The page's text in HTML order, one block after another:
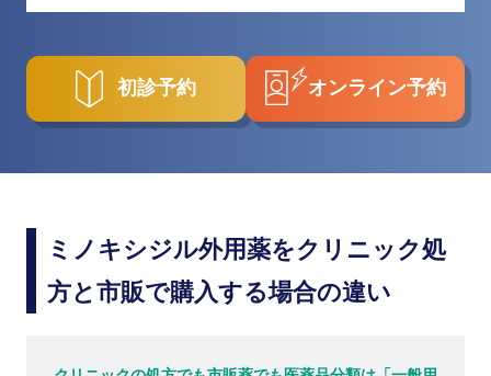
初診予約 オンライン予約
ミノキシジル外用薬をクリニック処
方と市販で購入する場合の違い